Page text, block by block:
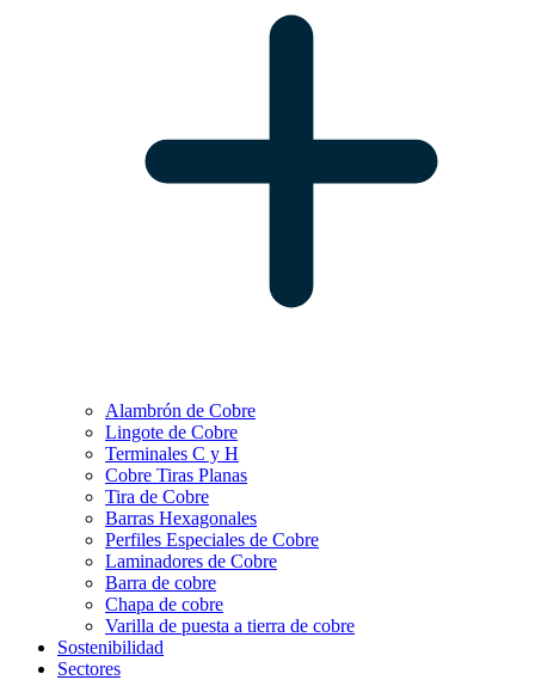
Alambrón de Cobre
Lingote de Cobre
Terminales C y H
Cobre Tiras Planas
Tira de Cobre
Barras Hexagonales
Perfiles Especiales de Cobre
Laminadores de Cobre
Barra de cobre
Chapa de cobre
Varilla de puesta a tierra de cobre
Sostenibilidad
Sectores